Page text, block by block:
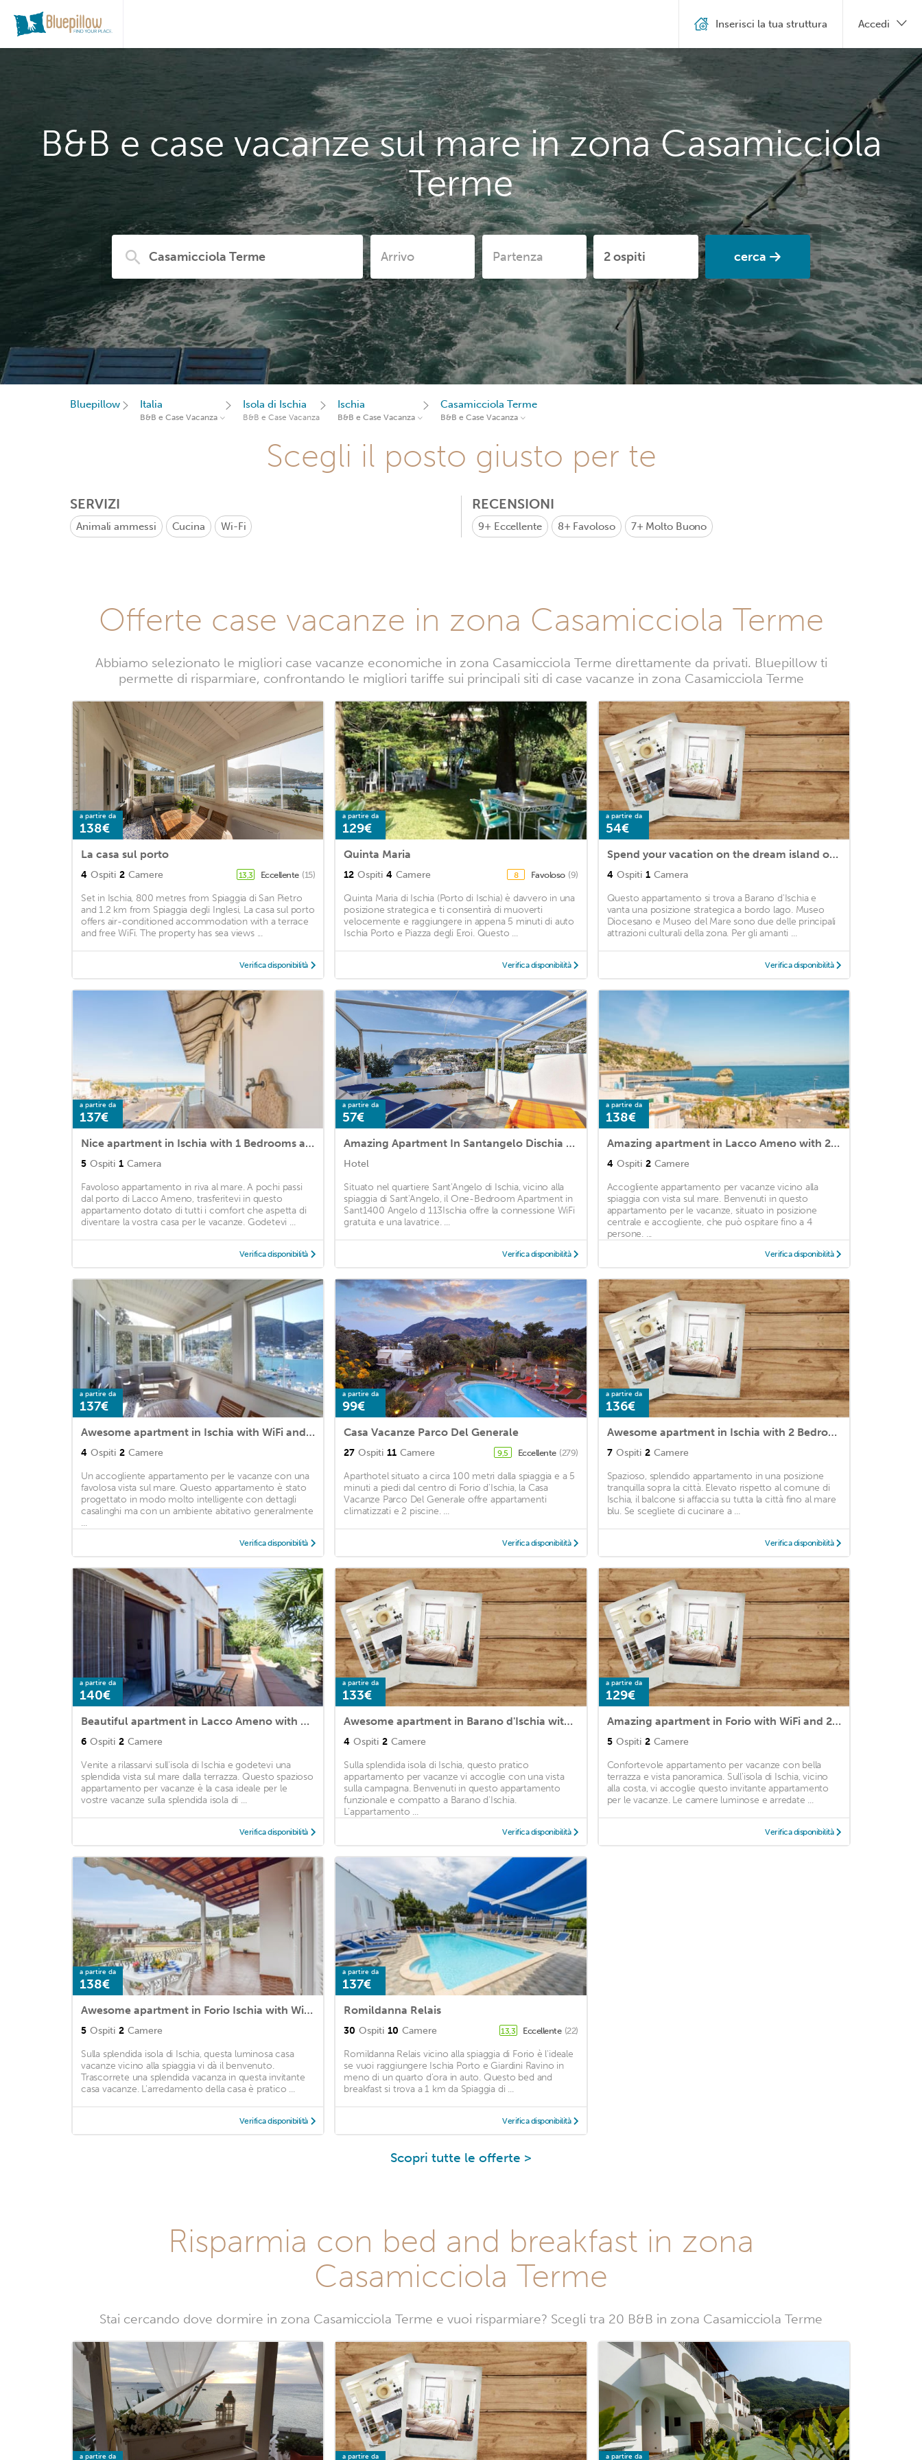
B&B e case vacanze sul mare in zona Casamicciola
Terme
cerca
Inserisci la tua struttura Accedi
Bluepillow Italia
B&B e Case Vacanza
Isola di Ischia
B&B e Case Vacanza
Ischia
B&B e Case Vacanza
Casamicciola Terme
B&B e Case Vacanza
Scegli il posto giusto per te
SERVIZI
Animali ammessi Cucina Wi-Fi
RECENSIONI
9+ Eccellente 8+ Favoloso 7+ Molto Buono
Offerte case vacanze in zona Casamicciola Terme
Abbiamo selezionato le migliori case vacanze economiche in zona Casamicciola Terme direttamente da privati. Bluepillow ti
permette di risparmiare, confrontando le migliori tariffe sui principali siti di case vacanze in zona Casamicciola Terme
a partire da
138€
La casa sul porto
4 Ospiti 2 Camere 13,3 Eccellente (15)
Set in Ischia, 800 metres from Spiaggia di San Pietro
and 1.2 km from Spiaggia degli Inglesi, La casa sul porto
offers air-conditioned accommodation with a terrace
and free WiFi. The property has sea views ...
Verifica disponibilità
a partire da
129€
Quinta Maria
12 Ospiti 4 Camere 8 Favoloso (9)
Quinta Maria di Ischia (Porto di Ischia) è davvero in una
posizione strategica e ti consentirà di muoverti
velocemente e raggiungere in appena 5 minuti di auto
Ischia Porto e Piazza degli Eroi. Questo ...
Verifica disponibilità
a partire da
54€
Spend your vacation on the dream island of Ischia and this pleasant accommodation.
4 Ospiti 1 Camera
Questo appartamento si trova a Barano d'Ischia e
vanta una posizione strategica a bordo lago. Museo
Diocesano e Museo del Mare sono due delle principali
attrazioni culturali della zona. Per gli amanti ...
Verifica disponibilità
a partire da
137€
Nice apartment in Ischia with 1 Bedrooms and WiFi
5 Ospiti 1 Camera
Favoloso appartamento in riva al mare. A pochi passi
dal porto di Lacco Ameno, trasferitevi in questo
appartamento dotato di tutti i comfort che aspetta di
diventare la vostra casa per le vacanze. Godetevi ...
Verifica disponibilità
a partire da
57€
Amazing Apartment In Santangelo Dischia With 1 Bedrooms And Wifi
Hotel
Situato nel quartiere Sant'Angelo di Ischia, vicino alla
spiaggia di Sant'Angelo, il One-Bedroom Apartment in
Sant1400 Angelo d 113Ischia offre la connessione WiFi
gratuita e una lavatrice. ...
Verifica disponibilità
a partire da
138€
Amazing apartment in Lacco Ameno with 2 Bedrooms and WiFi
4 Ospiti 2 Camere
Accogliente appartamento per vacanze vicino alla
spiaggia con vista sul mare. Benvenuti in questo
appartamento per le vacanze, situato in posizione
centrale e accogliente, che può ospitare fino a 4
persone. ...
Verifica disponibilità
a partire da
137€
Awesome apartment in Ischia with WiFi and 2 Bedrooms
4 Ospiti 2 Camere
Un accogliente appartamento per le vacanze con una
favolosa vista sul mare. Questo appartamento è stato
progettato in modo molto intelligente con dettagli
casalinghi ma con un ambiente abitativo generalmente
...
Verifica disponibilità
a partire da
99€
Casa Vacanze Parco Del Generale
27 Ospiti 11 Camere 9,5 Eccellente (279)
Aparthotel situato a circa 100 metri dalla spiaggia e a 5
minuti a piedi dal centro di Forio d'Ischia, la Casa
Vacanze Parco Del Generale offre appartamenti
climatizzati e 2 piscine. ...
Verifica disponibilità
a partire da
136€
Awesome apartment in Ischia with 2 Bedrooms and WiFi
7 Ospiti 2 Camere
Spazioso, splendido appartamento in una posizione
tranquilla sopra la città. Elevato rispetto al comune di
Ischia, il balcone si affaccia su tutta la città fino al mare
blu. Se scegliete di cucinare a ...
Verifica disponibilità
a partire da
140€
Beautiful apartment in Lacco Ameno with WiFi and 2 Bedrooms
6 Ospiti 2 Camere
Venite a rilassarvi sull'isola di Ischia e godetevi una
splendida vista sul mare dalla terrazza. Questo spazioso
appartamento per vacanze è la casa ideale per le
vostre vacanze sulla splendida isola di ...
Verifica disponibilità
a partire da
133€
Awesome apartment in Barano d'Ischia with WiFi and 2 Bedrooms
4 Ospiti 2 Camere
Sulla splendida isola di Ischia, questo pratico
appartamento per vacanze vi accoglie con una vista
sulla campagna. Benvenuti in questo appartamento
funzionale e compatto a Barano d'Ischia.
L'appartamento ...
Verifica disponibilità
a partire da
129€
Amazing apartment in Forio with WiFi and 2 Bedrooms
5 Ospiti 2 Camere
Confortevole appartamento per vacanze con bella
terrazza e vista panoramica. Sull'isola di Ischia, vicino
alla costa, vi accoglie questo invitante appartamento
per le vacanze. Le camere luminose e arredate ...
Verifica disponibilità
a partire da
138€
Awesome apartment in Forio Ischia with WiFi and 2 Bedrooms
5 Ospiti 2 Camere
Sulla splendida isola di Ischia, questa luminosa casa
vacanze vicino alla spiaggia vi dà il benvenuto.
Trascorrete una splendida vacanza in questa invitante
casa vacanze. L'arredamento della casa è pratico ...
Verifica disponibilità
a partire da
137€
Romildanna Relais
30 Ospiti 10 Camere 13,3 Eccellente (22)
Romildanna Relais vicino alla spiaggia di Forio è l'ideale
se vuoi raggiungere Ischia Porto e Giardini Ravino in
meno di un quarto d'ora in auto. Questo bed and
breakfast si trova a 1 km da Spiaggia di ...
Verifica disponibilità
Scopri tutte le offerte >
Risparmia con bed and breakfast in zona
Casamicciola Terme
Stai cercando dove dormire in zona Casamicciola Terme e vuoi risparmiare? Scegli tra 20 B&B in zona Casamicciola Terme
a partire da a partire da a partire da